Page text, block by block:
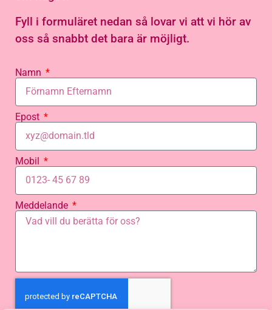
Fyll i formuläret nedan så lovar vi att vi hör av
oss så snabbt det bara är möjligt.
Namn
Epost
Mobil
Meddelande